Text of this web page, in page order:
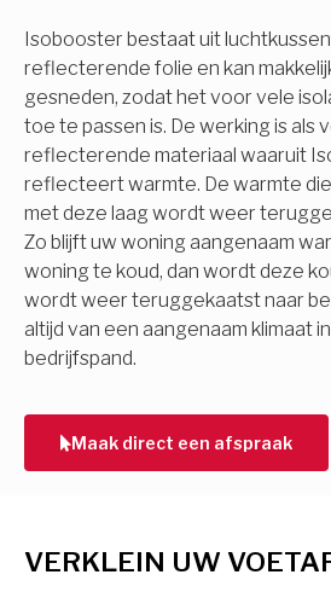
Isobooster bestaat uit
reflecterende folie en kan
gesneden, zodat het voor vele
toe te passen is. De werking is als
reflecterende materiaal waaruit
reflecteert warmte. De warmte
met deze laag wordt weer
Zo blijft uw woning aangenaam
woning te koud, dan wordt deze
wordt weer teruggekaatst naar
altijd van een aangenaam klimaat
bedrijfspand.
Maak direct een afspraak
VERKLEIN UW